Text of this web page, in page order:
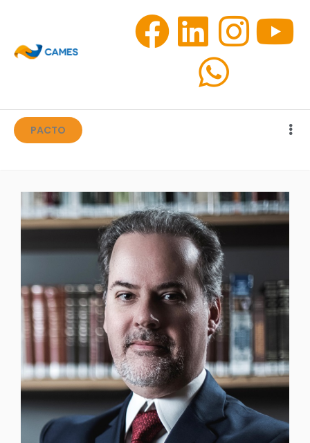
PACTO